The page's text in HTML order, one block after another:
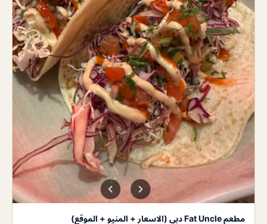
مطعم Fat Uncle دبي (الاسعار + المنيو + الموقع)